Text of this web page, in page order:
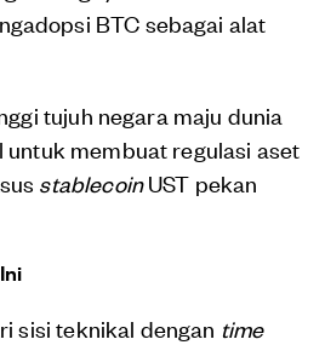
BTC sebagai alat
tujuh negara maju dunia
untuk membuat regulasi aset
stablecoinUST pekan
sisi teknikal dengan time